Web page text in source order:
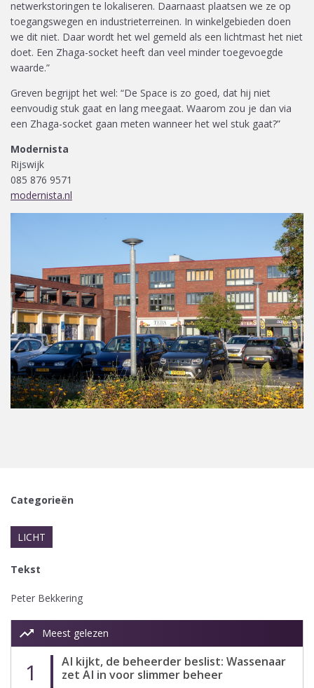
netwerkstoringen te lokaliseren. Daarnaast plaatsen we ze op
toegangswegen en industrieterreinen. In winkelgebieden doen
we dit niet. Daar wordt het wel gemeld als een lichtmast het niet
doet. Een Zhaga-socket heeft dan veel minder toegevoegde
waarde.”
Greven begrijpt het wel: “De Space is zo goed, dat hij niet
eenvoudig stuk gaat en lang meegaat. Waarom zou je dan via
een Zhaga-socket gaan meten wanneer het wel stuk gaat?”
Modernista
Rijswijk
085 876 9571
modernista.nl
Categorieën
LICHT
Tekst
Peter Bekkering
trending_up Meest gelezen
1
AI kijkt, de beheerder beslist: Wassenaar
zet AI in voor slimmer beheer